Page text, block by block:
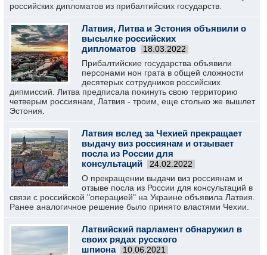
российских дипломатов из прибалтийских государств.
Латвия, Литва и Эстония объявили о
высылке российских
дипломатов
18.03.2022
Прибалтийские государства объявили
персонами нон грата в общей сложности
десятерых сотрудников российских
дипмиссий. Литва предписала покинуть свою территорию
четверым россиянам, Латвия - троим, еще столько же вышлет
Эстония.
Латвия вслед за Чехией прекращает
выдачу виз россиянам и отзывает
посла из России для
консультаций
24.02.2022
О прекращении выдачи виз россиянам и
отзыве посла из России для консультаций в
связи с российской "операцией" на Украине объявила Латвия.
Ранее аналогичное решение было принято властями Чехии.
Латвийский парламент обнаружил в
своих рядах русского
шпиона
10.06.2021